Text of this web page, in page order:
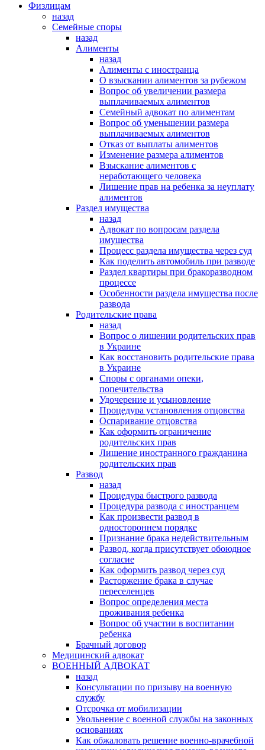
Физлицам
назад
Семейные споры
назад
Алименты
назад
Алименты с иностранца
О взыскании алиментов за рубежом
Вопрос об увеличении размера
выплачиваемых алиментов
Семейный адвокат по алиментам
Вопрос об уменьшении размера
выплачиваемых алиментов
Отказ от выплаты алиментов
Изменение размера алиментов
Взыскание алиментов с
неработающего человека
Лишение прав на ребенка за неуплату
алиментов
Раздел имущества
назад
Адвокат по вопросам раздела
имущества
Процесс раздела имущества через суд
Как поделить автомобиль при разводе
Раздел квартиры при бракоразводном
процессе
Особенности раздела имущества после
развода
Родительские права
назад
Вопрос о лишении родительских прав
в Украине
Как восстановить родительские права
в Украине
Споры с органами опеки,
попечительства
Удочерение и усыновление
Процедура установления отцовства
Оспаривание отцовства
Как оформить ограничение
родительских прав
Лишение иностранного гражданина
родительских прав
Развод
назад
Процедура быстрого развода
Процедура развода с иностранцем
Как произвести развод в
одностороннем порядке
Признание брака недействительным
Развод, когда присутствует обоюдное
согласие
Как оформить развод через суд
Расторжение брака в случае
переселенцев
Вопрос определения места
проживания ребенка
Вопрос об участии в воспитании
ребенка
Брачный договор
Медицинский адвокат
ВОЕННЫЙ АДВОКАТ
назад
Консультации по призыву на военную
службу
Отсрочка от мобилизации
Увольнение с военной службы на законных
основаниях
Как обжаловать решение военно-врачебной